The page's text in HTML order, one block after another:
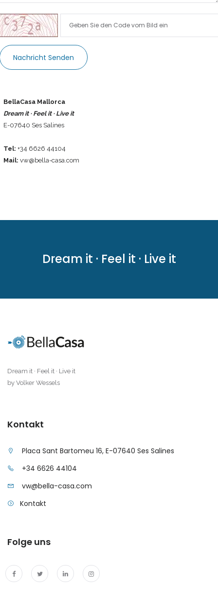
Nachricht Senden
BellaCasa Mallorca
Dream it · Feel it · Live it
E-07640 Ses Salines
Tel: +34 6626 44104
Mail: vw@bella-casa.com
Dream it · Feel it · Live it
Dream it · Feel it · Live it
by Volker Wessels
Kontakt
Placa Sant Bartomeu 16, E-07640 Ses Salines
+34 6626 44104
vw@bella-casa.com
Kontakt
Folge uns